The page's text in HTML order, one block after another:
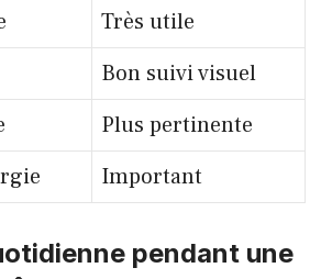
Très utile
Bon suivi visuel
Plus pertinente
Important
pendant une